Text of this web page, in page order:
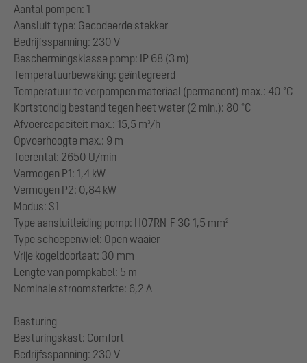
Aantal pompen: 1
Aansluit type: Gecodeerde stekker
Bedrijfsspanning: 230 V
Beschermingsklasse pomp: IP 68 (3 m)
Temperatuurbewaking: geïntegreerd
Temperatuur te verpompen materiaal (permanent) max.: 40 °C
Kortstondig bestand tegen heet water (2 min.): 80 °C
Afvoercapaciteit max.: 15,5 m³/h
Opvoerhoogte max.: 9 m
Toerental: 2650 U/min
Vermogen P1: 1,4 kW
Vermogen P2: 0,84 kW
Modus: S1
Type aansluitleiding pomp: H07RN-F 3G 1,5 mm²
Type schoepenwiel: Open waaier
Vrije kogeldoorlaat: 30 mm
Lengte van pompkabel: 5 m
Nominale stroomsterkte: 6,2 A
Besturing
Besturingskast: Comfort
Bedrijfsspanning: 230 V